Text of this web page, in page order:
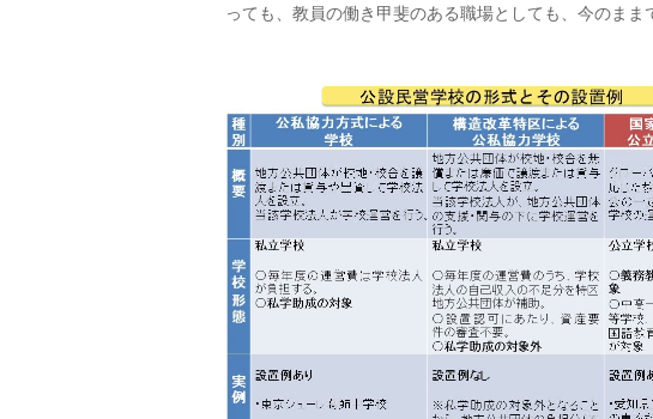
っても、教員の働き甲斐のある職場としても、今のま